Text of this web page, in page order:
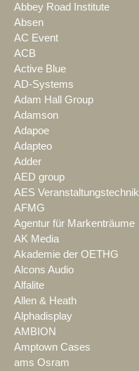
Abbey Road Institute
Absen
AC Event
ACB
Active Blue
AD-Systems
Adam Hall Group
Adamson
Adapoe
Adapteo
Adder
AED group
AES Veranstaltungstechnik
AFMG
Agentur für Markenträume
AK Media
Akademie der OETHG
Alcons Audio
Alfalite
Allen & Heath
Alphadisplay
AMBION
Amptown Cases
ams Osram